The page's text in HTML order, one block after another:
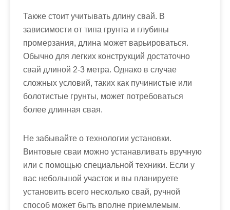
Также стоит учитывать длину свай. В
зависимости от типа грунта и глубины
промерзания, длина может варьироваться.
Обычно для легких конструкций достаточно
свай длиной 2-3 метра. Однако в случае
сложных условий, таких как пучинистые или
болотистые грунты, может потребоваться
более длинная свая.
Не забывайте о технологии установки.
Винтовые сваи можно устанавливать вручную
или с помощью специальной техники. Если у
вас небольшой участок и вы планируете
установить всего несколько свай, ручной
способ может быть вполне приемлемым.